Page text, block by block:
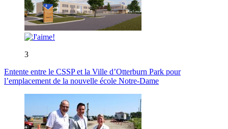
3
Entente entre le CSSP et la Ville d’Otterburn Park pour
l’emplacement de la nouvelle école Notre-Dame